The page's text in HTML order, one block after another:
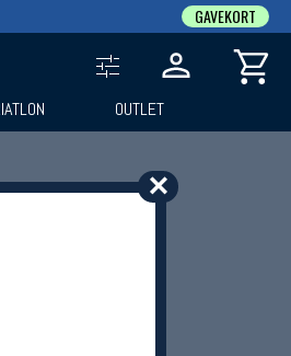
✕
GAVEKORT
OUTLET